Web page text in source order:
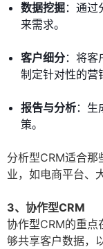
数据挖掘：通过
来需求。
客户细分：将客
制定针对性的营
报告与分析：生
策。
分析型CRM适合
业，如电商平台、
3、协作型CRM
协作型CRM的重点
够共享客户数据，